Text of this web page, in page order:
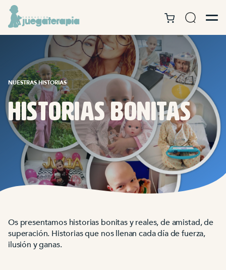
NUESTRAS HISTORIAS
historias bonitas
Os presentamos historias bonitas y reales, de amistad, de
superación. Historias que nos llenan cada día de fuerza,
ilusión y ganas.